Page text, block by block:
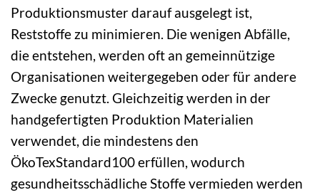
Produktionsmuster darauf ausgelegt ist,
Reststoffe zu minimieren. Die wenigen Abfälle,
die entstehen, werden oft an gemeinnützige
Organisationen weitergegeben oder für andere
Zwecke genutzt. Gleichzeitig werden in der
handgefertigten Produktion Materialien
verwendet, die mindestens den
ÖkoTexStandard100 erfüllen, wodurch
gesundheitsschädliche Stoffe vermieden werden